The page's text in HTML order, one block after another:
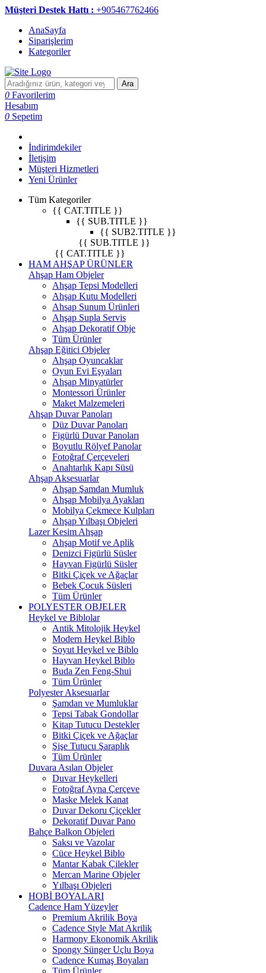
Müşteri Destek Hattı : +905467762466
AnaSayfa
Siparişlerim
Kategoriler
Ara
0 Favorilerim
Hesabım
0 Sepetim
İndirimdekiler
İletişim
Müşteri Hizmetleri
Yeni Ürünler
Tüm Kategoriler
{{ CAT.TITLE }}
{{ SUB.TITLE }}
{{ SUB2.TITLE }}
{{ SUB.TITLE }}
{{ CAT.TITLE }}
HAM AHŞAP ÜRÜNLER
Ahşap Ham Objeler
Ahşap Tepsi Modelleri
Ahşap Kutu Modelleri
Ahsap Sunum Ürünleri
Ahşap Supla Servis
Ahşap Dekoratif Obje
Tüm Ürünler
Ahşap Eğitici Objeler
Ahşap Oyuncaklar
Oyun Evi Eşyaları
Ahşap Minyatürler
Montessori Ürünler
Maket Malzemeleri
Ahşap Duvar Panoları
Düz Duvar Panoları
Figürlü Duvar Panoları
Boyutlu Rölyef Panolar
Fotoğraf Çerçeveleri
Anahtarlık Kapı Süsü
Ahşap Aksesuarlar
Ahşap Şamdan Mumluk
Ahşap Mobilya Ayakları
Mobilya Çekmece Kulpları
Ahşap Yılbaşı Objeleri
Lazer Kesim Ahşap
Ahşap Motif ve Aplik
Denizci Figürlü Süsler
Hayvan Figürlü Süsler
Bitki Çiçek ve Ağaçlar
Bebek Çocuk Süsleri
Tüm Ürünler
POLYESTER OBJELER
Heykel ve Biblolar
Antik Mitolojik Heykel
Modern Heykel Biblo
Soyut Heykel ve Biblo
Hayvan Heykel Biblo
Buda Zen Feng-Shui
Tüm Ürünler
Polyester Aksesuarlar
Şamdan ve Mumluklar
Tepsi Tabak Gondollar
Kitap Tutucu Destekler
Bitki Çiçek ve Ağaçlar
Şişe Tutucu Şaraplık
Tüm Ürünler
Duvara Asılan Objeler
Duvar Heykelleri
Fotoğraf Ayna Çerçeve
Maske Melek Kanat
Duvar Dekoru Çiçekler
Dekoratif Duvar Pano
Bahçe Balkon Objeleri
Saksı ve Vazolar
Cüce Heykel Biblo
Mantar Kabak Çilekler
Mercan Marine Objeler
Yılbaşı Objeleri
HOBİ BOYALARI
Cadence Ham Yüzeyler
Premium Akrilik Boya
Cadence Style Mat Akrilik
Harmony Ekonomik Akrilik
Spongy Sünger Uçlu Boya
Cadence Kumaş Boyaları
Tüm Ürünler